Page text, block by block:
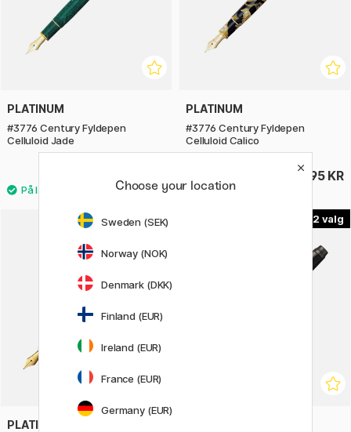
PLATINUM
#3776 Century Fyldepen
Celluloid Jade
PLATINUM
#3776 Century Fyldepen
Celluloid Calico
4295 KR
3
PLATINUM
2
Choose your location
Sweden (SEK)
Norway (NOK)
Denmark (DKK)
Finland (EUR)
Ireland (EUR)
France (EUR)
Germany (EUR)